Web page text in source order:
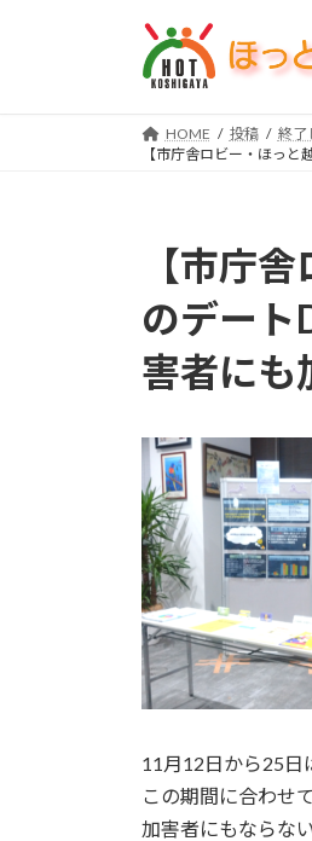
HOME 投稿 終了
【市庁舎ロビー・ほっ
【市庁
のデート
害者にも
11月12日から25日
この期間に合わせ
加害者にもならな